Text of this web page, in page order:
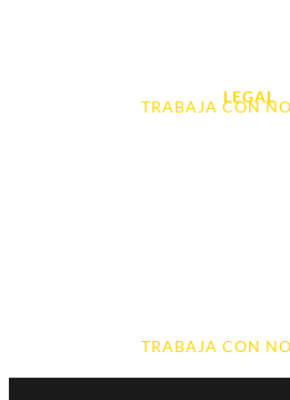
LEGAL
TRABAJA CON
TRABAJA CON